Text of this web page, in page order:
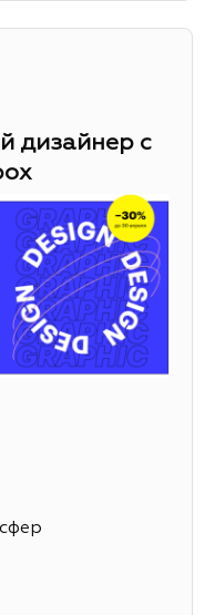
дизайнер с